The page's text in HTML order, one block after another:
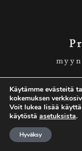
Käytämme evästeitä
kokemuksen
Voit lukea lisää
käytöstä asetuksista.
Hyväksy